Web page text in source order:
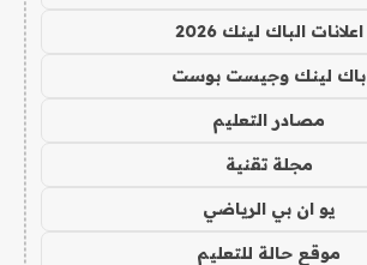
اعلانات الباك لينك 2026
باك لينك وجيست بوست
مصادر التعليم
مجلة تقنية
يو ان بي الرياضي
موقع حالة للتعليم